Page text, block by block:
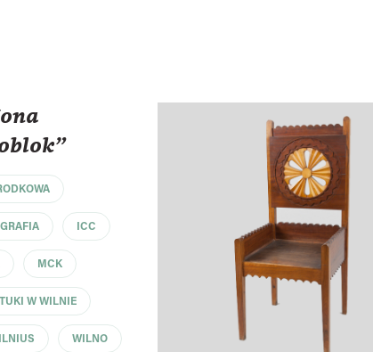
ICC
MCK
W WILNIE
WILNO